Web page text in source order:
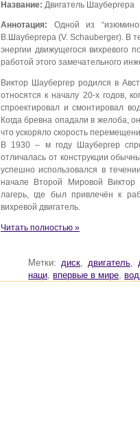
Название: Двигатель Шаубергера
Аннотация: Одной из
В.Шаубергера (V. Schauberger). В
энергии движущегося вихревого
работой этого замечательного
Виктор Шаубергер родился в
относятся к началу 20-х годов,
спроектировал и смонтировал
Когда бревна опадали в желоба,
что ускоряло скорость
В 1930 – м году Шаубергер
отличалась от конструкции
успешно использовался в
начале Второй Мировой Виктор
лагерь, где был привлечён к
вихревой двигатель.
Читать полностью »
Метки: диск двигатель
наци впервые в мире